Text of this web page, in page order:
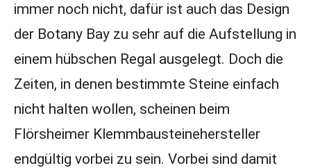
immer noch nicht, dafür ist auch das Design
der Botany Bay zu sehr auf die Aufstellung in
einem hübschen Regal ausgelegt. Doch die
Zeiten, in denen bestimmte Steine einfach
nicht halten wollen, scheinen beim
Flörsheimer Klemmbausteinehersteller
endgültig vorbei zu sein. Vorbei sind damit